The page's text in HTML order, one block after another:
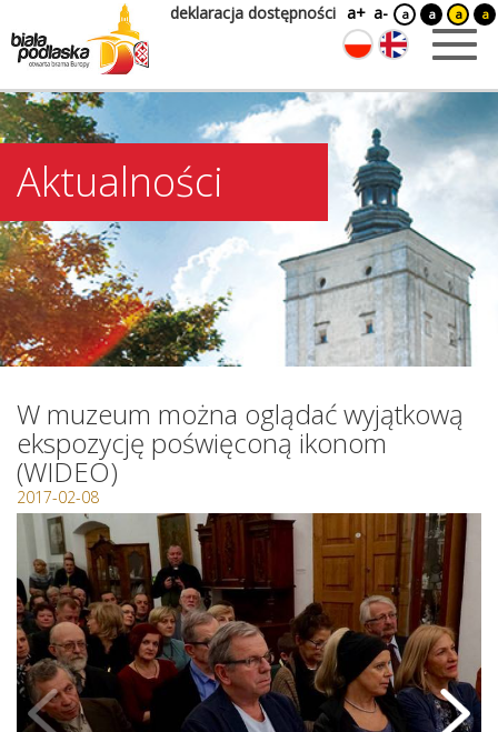
deklaracja dostępności a+ a- a a a a
Aktualności
W muzeum można oglądać wyjątkową
ekspozycję poświęconą ikonom
(WIDEO)
2017-02-08